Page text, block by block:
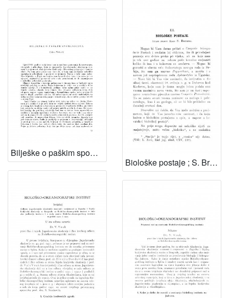
Bilješke o paškim spomenicima / C. Fisković
Biološke postaje ; S. Brusina